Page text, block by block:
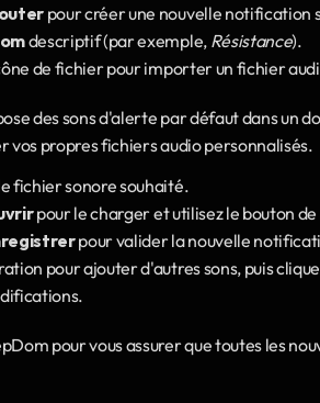
pour créer une nouvelle notification
descriptif (par exemple, Résistance).
de fichier pour importer un fichier
des sons d'alerte par défaut dans un
vos propres fichiers audio personnalisés.
fichier sonore souhaité.
pour le charger et utilisez le bouton
pour valider la nouvelle
pour ajouter d'autres sons, puis
pour vous assurer que toutes les